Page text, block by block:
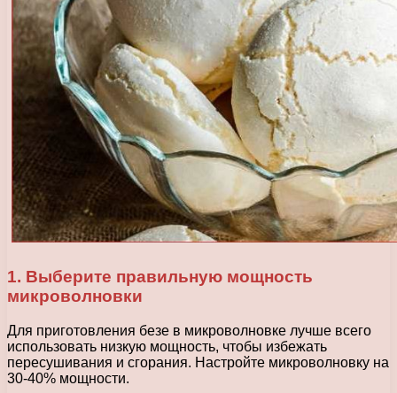
1. Выберите правильную мощность
микроволновки
Для приготовления безе в микроволновке лучше всего
использовать низкую мощность, чтобы избежать
пересушивания и сгорания. Настройте микроволновку на
30-40% мощности.